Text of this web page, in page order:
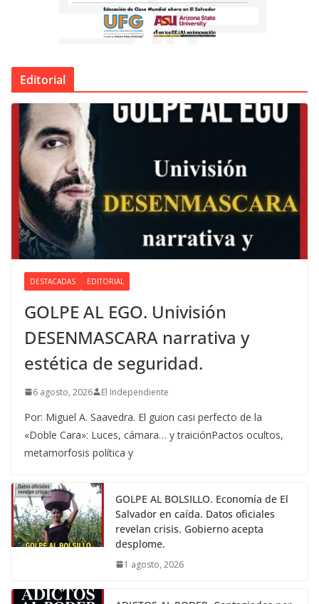
Editorial
DESTACADAS EDITORIAL
GOLPE AL EGO. Univisión
DESENMASCARA narrativa y
estética de seguridad.
6 agosto, 2026 El Independiente
Por: Miguel A. Saavedra. El guion casi perfecto de la
«Doble Cara»: Luces, cámara… y traiciónPactos ocultos,
metamorfosis política y
GOLPE AL BOLSILLO. Economía de El
Salvador en caída. Datos oficiales
revelan crisis. Gobierno acepta
desplome.
1 agosto, 2026